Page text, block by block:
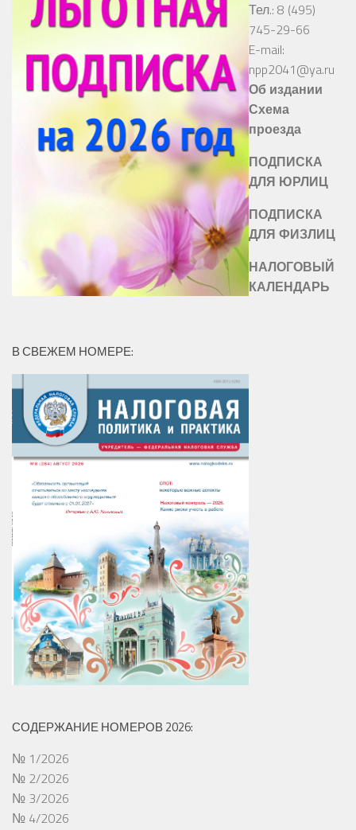
Тел.: 8 (495)
745-29-66
E-mail:
npp2041@ya.ru
Об издании
Схема
проезда
ПОДПИСКА
ДЛЯ ЮРЛИЦ
ПОДПИСКА
ДЛЯ ФИЗЛИЦ
НАЛОГОВЫЙ
КАЛЕНДАРЬ
В СВЕЖЕМ НОМЕРЕ:
СОДЕРЖАНИЕ НОМЕРОВ 2026:
№ 1/2026
№ 2/2026
№ 3/2026
№ 4/2026